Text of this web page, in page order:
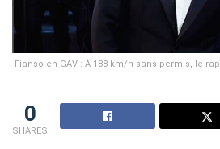
Fianso en GAV : À 188 km/h sans permis, le
0
SHARES